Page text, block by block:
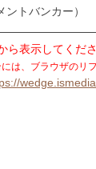
ントバンカー）
ら表示してくださ
は、ブラウザのリ